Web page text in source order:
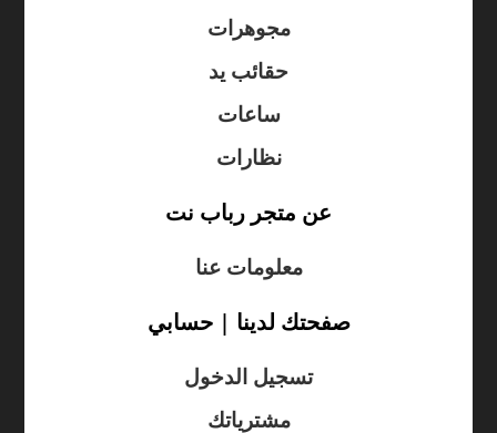
مجوهرات
حقائب يد
ساعات
نظارات
عن متجر رباب نت
معلومات عنا
صفحتك لدينا | حسابي
تسجيل الدخول
مشترياتك